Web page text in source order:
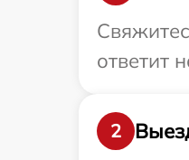
ответит
2